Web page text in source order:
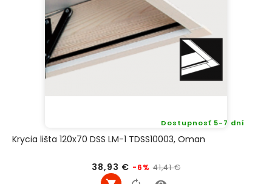
Krycia lišta 120x70 DSS LM-1 TDSS10003, Oman
38,93 € Bežná
cena
-6% 41,41 €
Dostupnosť 5-7 dní
Cena